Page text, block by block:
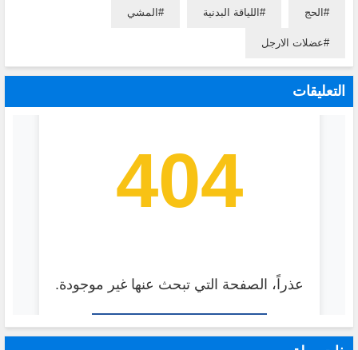
الحج اللياقة البدنية المشي
عضلات الارجل
التعليقات